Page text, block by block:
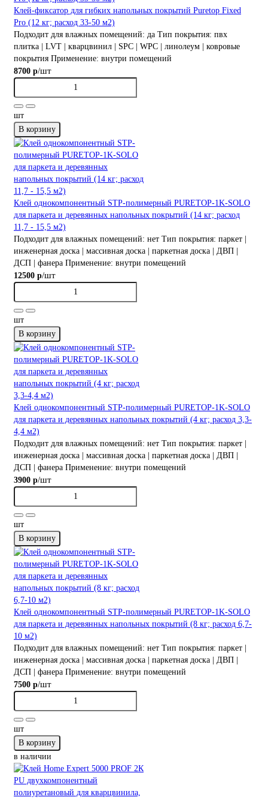
Клей-фиксатор для гибких напольных покрытий Puretop Fixed
Pro (12 кг; расход 33-50 м2)
Подходит для влажных помещений: да Тип покрытия: пвх
плитка | LVT | кварцвинил | SPC | WPC | линолеум | ковровые
покрытия Применение: внутри помещений
8700 р/шт
шт
В корзину
Клей однокомпонентный STP-полимерный PURETOP-1K-SOLO
для паркета и деревянных напольных покрытий (14 кг; расход
11,7 - 15,5 м2)
Подходит для влажных помещений: нет Тип покрытия: паркет |
инженерная доска | массивная доска | паркетная доска | ДВП |
ДСП | фанера Применение: внутри помещений
12500 р/шт
шт
В корзину
Клей однокомпонентный STP-полимерный PURETOP-1K-SOLO
для паркета и деревянных напольных покрытий (4 кг; расход 3,3-
4,4 м2)
Подходит для влажных помещений: нет Тип покрытия: паркет |
инженерная доска | массивная доска | паркетная доска | ДВП |
ДСП | фанера Применение: внутри помещений
3900 р/шт
шт
В корзину
Клей однокомпонентный STP-полимерный PURETOP-1K-SOLO
для паркета и деревянных напольных покрытий (8 кг; расход 6,7-
10 м2)
Подходит для влажных помещений: нет Тип покрытия: паркет |
инженерная доска | массивная доска | паркетная доска | ДВП |
ДСП | фанера Применение: внутри помещений
7500 р/шт
шт
В корзину
в наличии